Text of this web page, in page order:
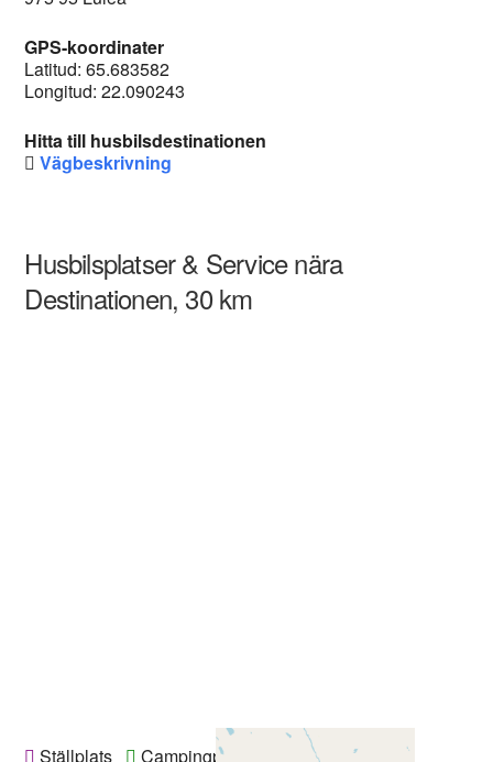
GPS-koordinater
Latitud: 65.683582
Longitud: 22.090243
Hitta till husbilsdestinationen
Vägbeskrivning
Husbilsplatser & Service nära
Destinationen, 30 km
Ställplats Campingplats Gästhamn